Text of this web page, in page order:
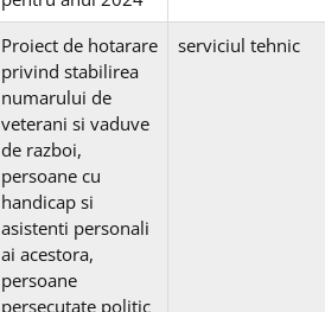
Proiect de hotarare
privind stabilirea
numarului de
veterani si vaduve
de razboi,
persoane cu
handicap si
asistenti personali
ai acestora,
persoane
persecutate politic
serviciul tehnic